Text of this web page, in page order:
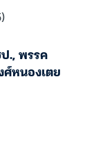
.,พรรค
หนองเตย